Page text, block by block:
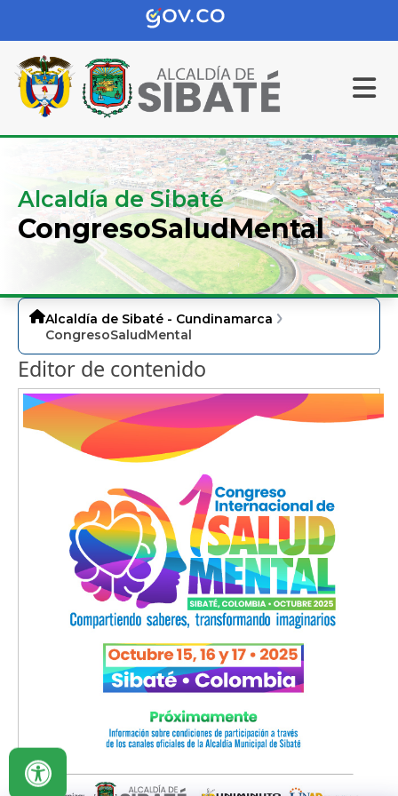
Alcaldía de Sibaté
CongresoSaludMental
Alcaldía de Sibaté - Cundinamarca
CongresoSaludMental
Editor de contenido